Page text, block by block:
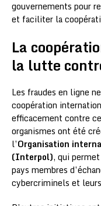
gouvernements pour
et faciliter la
La
la lutte
Les fraudes en ligne
coopération
efficacement contre
organismes ont été
l’Organisation
(Interpol), qui
pays membres
cybercriminels et